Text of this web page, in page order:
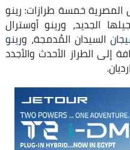
خمسة طرازات: رينو
الجديد، ورينو أوسترال
السيدان المُدمجة، ورينو
إلى الطراز الأحدث والأجدد